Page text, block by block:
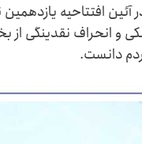
آئین افتتاحیه
و انحراف نقدینگی از
دانست.